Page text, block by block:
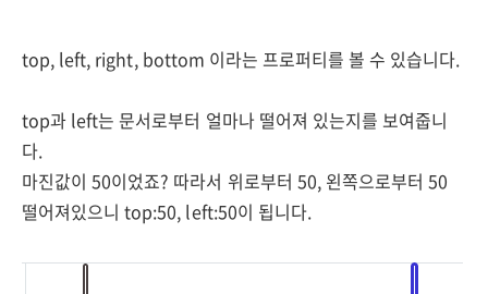
top, left, right, bottom 이라는 프로퍼티를 볼 수 있습니다.
top과 left는 문서로부터 얼마나 떨어져 있는지를 보여줍니
다.
마진값이 50이었죠? 따라서 위로부터 50, 왼쪽으로부터 50
떨어져있으니 top:50, left:50이 됩니다.